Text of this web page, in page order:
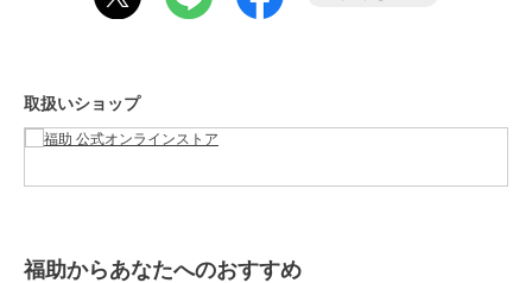
fukuske 涼感素材 オープントゥストッキング 紫外線対策 伝線しにく
応 5本指出し サンダル用ストッキング
ショップ 福助 公式オンラインストア
取扱いショップ
福助からあなたへのおすすめ